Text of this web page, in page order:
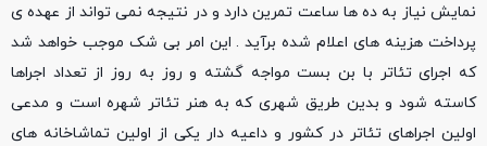
نمایش نیاز به ده ها ساعت تمرین دارد و در نتیجه نمی تواند از عهده ی
پرداخت هزینه های اعلام شده برآید . این امر بی شک موجب خواهد شد
که اجرای تئاتر با بن بست مواجه گشته و روز به روز از تعداد اجراها
کاسته شود و بدین طریق شهری که به هنر تئاتر شهره است و مدعی
اولین اجراهای تئاتر در کشور و داعیه دار یکی از اولین تماشاخانه های